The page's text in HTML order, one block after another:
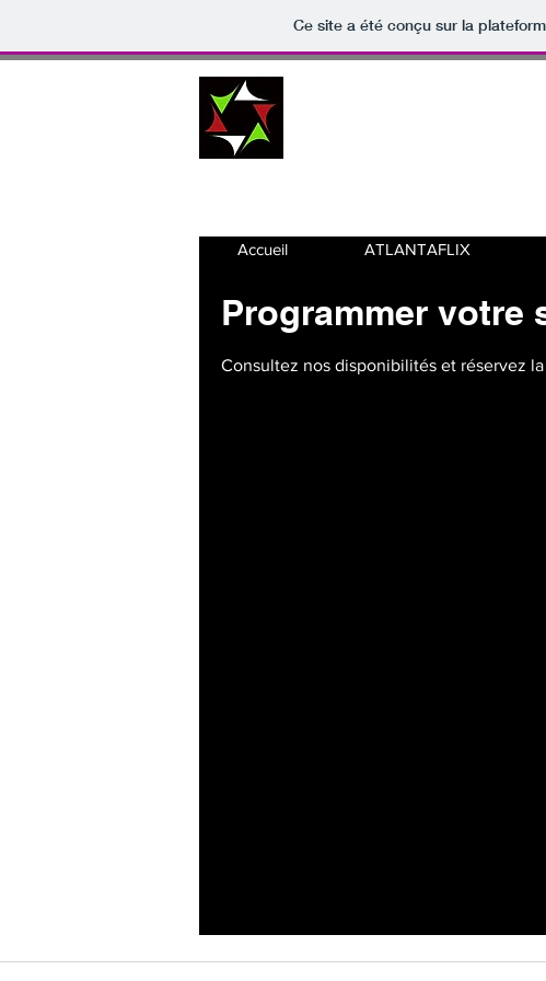
Ce site a été conçu sur la
Programmer votre
Consultez nos disponibilités et réservez
Accueil ATLANTAFLIX